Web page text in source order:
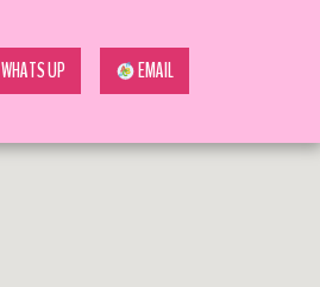
WHATS UP EMAIL